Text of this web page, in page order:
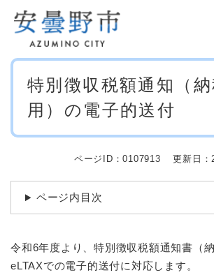
メニューを飛ばして本文へ
本
特別徴収税額通知（
用）の電子的送付
ページID：0107913 更新日：
ページ内目次
令和6年度より、特別徴収税額通知書（
eLTAXでの電子的送付に対応します。